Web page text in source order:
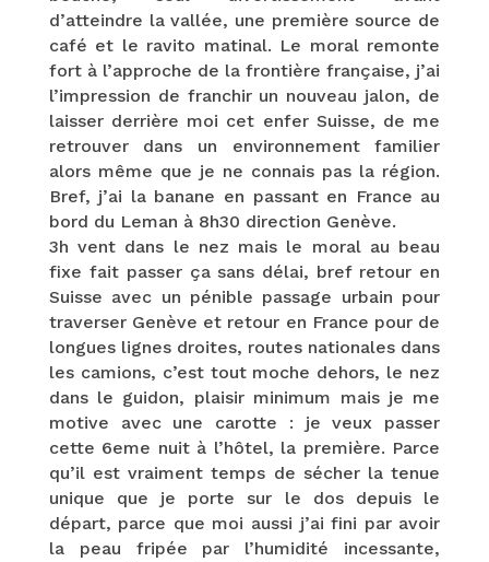
d’atteindre la vallée, une première source de
café et le ravito matinal. Le moral remonte
fort à l’approche de la frontière française, j’ai
l’impression de franchir un nouveau jalon, de
laisser derrière moi cet enfer Suisse, de me
retrouver dans un environnement familier
alors même que je ne connais pas la région.
Bref, j’ai la banane en passant en France au
bord du Leman à 8h30 direction Genève.
3h vent dans le nez mais le moral au beau
fixe fait passer ça sans délai, bref retour en
Suisse avec un pénible passage urbain pour
traverser Genève et retour en France pour de
longues lignes droites, routes nationales dans
les camions, c’est tout moche dehors, le nez
dans le guidon, plaisir minimum mais je me
motive avec une carotte : je veux passer
cette 6eme nuit à l’hôtel, la première. Parce
qu’il est vraiment temps de sécher la tenue
unique que je porte sur le dos depuis le
départ, parce que moi aussi j’ai fini par avoir
la peau fripée par l’humidité incessante,